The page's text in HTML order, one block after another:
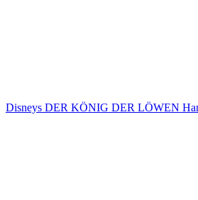
Disneys DER KÖNIG DER LÖWEN